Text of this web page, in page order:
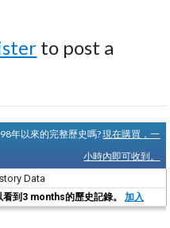
to post a
年以來的完整歷史嗎?現在購買，一
小時內即可收到。
Data
到3 months的歷史記錄。 加入